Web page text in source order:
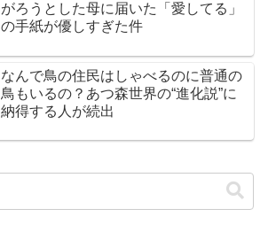
がろうとした母に届いた「愛してる」
の手紙が優しすぎた件
なんで鳥の住民はしゃべるのに普通の
鳥もいるの？あつ森世界の“進化説”に
納得する人が続出